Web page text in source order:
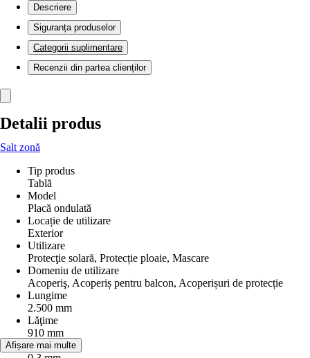
Descriere
Siguranța produselor
Categorii suplimentare
Recenzii din partea clienților
Detalii produs
Salt zonă
Tip produs
Tablă
Model
Placă ondulată
Locație de utilizare
Exterior
Utilizare
Protecţie solară, Protecție ploaie, Mascare
Domeniu de utilizare
Acoperiş, Acoperiș pentru balcon, Acoperișuri de protecție
Lungime
2.500 mm
Lăţime
910 mm
Grosime
Afișare mai multe